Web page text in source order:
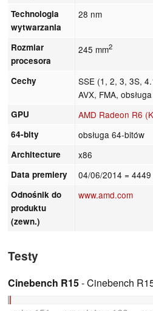
Technologia
wytwarzania
28 nm
Rozmiar
procesora
245 mm2
Cechy
SSE (1, 2, 3, 3S,
AVX, FMA,
GPU AMD Radeon R6
64-bity obsługa 64-bitów
Architecture x86
Data premiery 04/06/2014 =
Odnośnik do
produktu
(zewn.)
www.amd.com
Testy
Cinebench R15- Cinebench